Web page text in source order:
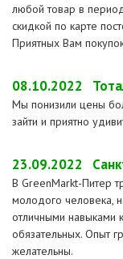
любой товар в
скидкой по карте
Приятных Вам
08.10.2022
Мы понизили цены
зайти и приятно
23.09.2022
В GreenMarkt-Питер
молодого человека,
отличными навыками
обязательных. Опыт
желательны.